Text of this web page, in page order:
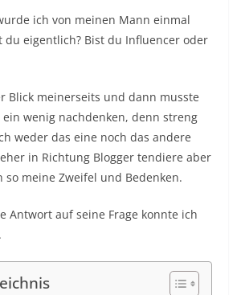
ich von meinen Mann einmal
du eigentlich? Bist du Influencer oder
Blick meinerseits und dann musste
wenig nachdenken, denn streng
weder das eine noch das andere
in Richtung Blogger tendiere aber
so meine Zweifel und Bedenken.
Antwort auf seine Frage konnte ich